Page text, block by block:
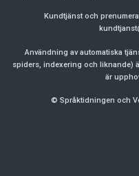
Kundtjänst och
Användning av automatiska
spiders, indexering och liknande)
är
© Språktidningen och